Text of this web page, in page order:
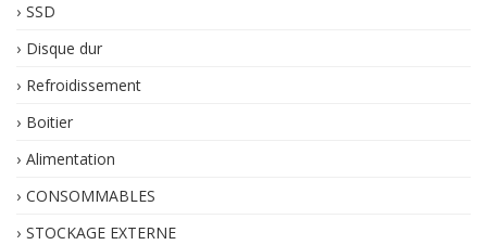
SSD
Disque dur
Refroidissement
Boitier
Alimentation
CONSOMMABLES
STOCKAGE EXTERNE